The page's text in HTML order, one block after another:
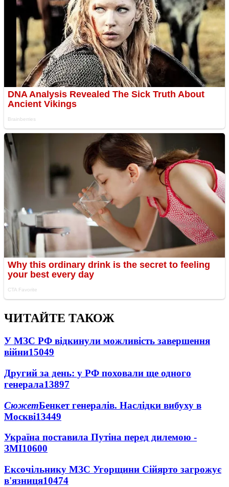
ЧИТАЙТЕ ТАКОЖ
У МЗС РФ відкинули можливість завершення
війни15049
Другий за день: у РФ поховали ще одного
генерала13897
СюжетБенкет генералів. Наслідки вибуху в
Москві13449
Україна поставила Путіна перед дилемою -
ЗМІ10600
Ексочільнику МЗС Угорщини Сійярто загрожує
в'язниця10474